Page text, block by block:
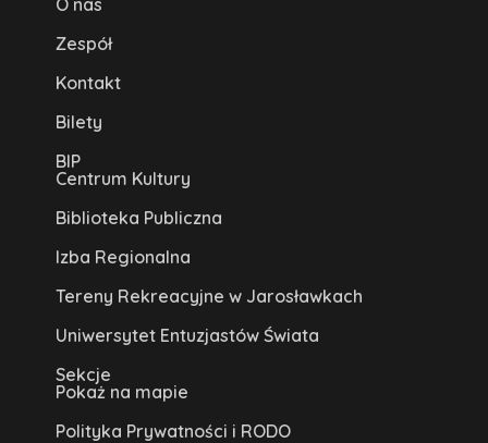
Zespół
Kontakt
Bilety
BIP
Centrum Kultury
Biblioteka Publiczna
Izba Regionalna
Tereny Rekreacyjne w Jarosławkach
Uniwersytet Entuzjastów Świata
Sekcje
Pokaż na mapie
Polityka Prywatności i RODO